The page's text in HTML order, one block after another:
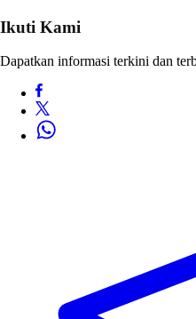
Ikuti Kami
Dapatkan informasi terkini dan